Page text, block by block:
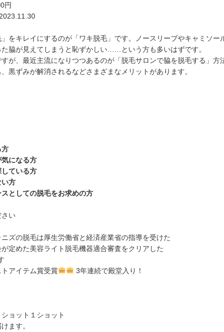
円
をキレイにするのが「ワキ脱毛」です。ノースリーブやキャミソー
脇が見えてしまうと恥ずかしい……という方も多いはずです。
が、最近主流になりつつあるのが「脱毛サロンで脇を脱毛する」方
黒ずみが解消されるなどさまざまなメリットがあります。
方
になる方
ている方
い方
としての脱毛をお求めの方
さい
ズの脱毛は厚生労働省と経済産業省の指導を受けた
定めた美容ライト脱毛機器適合審査をクリアした
アイテム賞受賞
3年連続で殿堂入り！
ョット１ショット
ます。